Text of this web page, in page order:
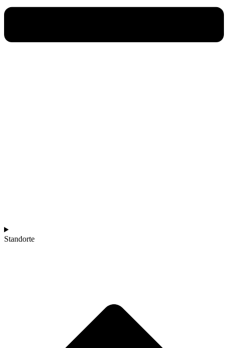
Standorte